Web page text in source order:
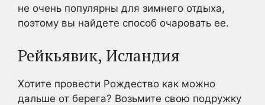
не очень популярны для зимнего отдыха,
поэтому вы найдете способ очаровать ее.
Рейкьявик, Исландия
Хотите провести Рождество как можно
дальше от берега? Возьмите свою подружку